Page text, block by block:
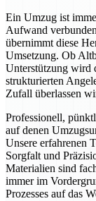
Ein Umzug ist
Aufwand
übernimmt diese
Umsetzung. Ob
Unterstützung wird
strukturierten
Zufall überlassen
Professionell,
auf denen
Unsere erfahrenen
Sorgfalt und
Materialien sind
immer im
Prozesses auf das